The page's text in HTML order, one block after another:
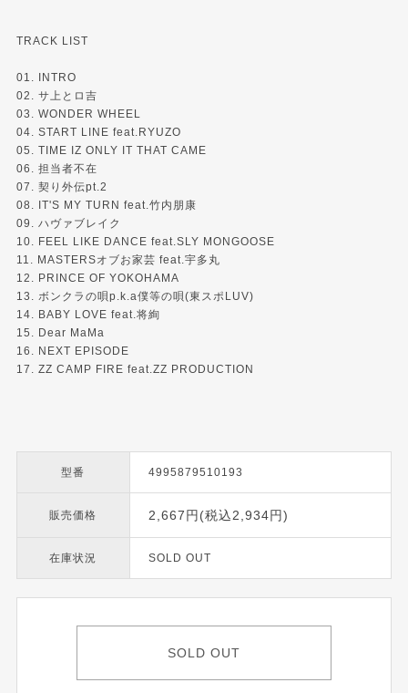
TRACK LIST
01. INTRO
02. サ上とロ吉
03. WONDER WHEEL
04. START LINE feat.RYUZO
05. TIME IZ ONLY IT THAT CAME
06. 担当者不在
07. 契り外伝pt.2
08. IT'S MY TURN feat.竹内朋康
09. ハヴァブレイク
10. FEEL LIKE DANCE feat.SLY MONGOOSE
11. MASTERSオブお家芸 feat.宇多丸
12. PRINCE OF YOKOHAMA
13. ボンクラの唄p.k.a僕等の唄(東スポLUV)
14. BABY LOVE feat.将絢
15. Dear MaMa
16. NEXT EPISODE
17. ZZ CAMP FIRE feat.ZZ PRODUCTION
型番 4995879510193
販売価格 2,667円(税込2,934円)
在庫状況 SOLD OUT
SOLD OUT